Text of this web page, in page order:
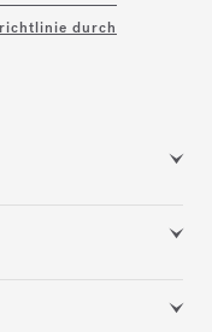
durch